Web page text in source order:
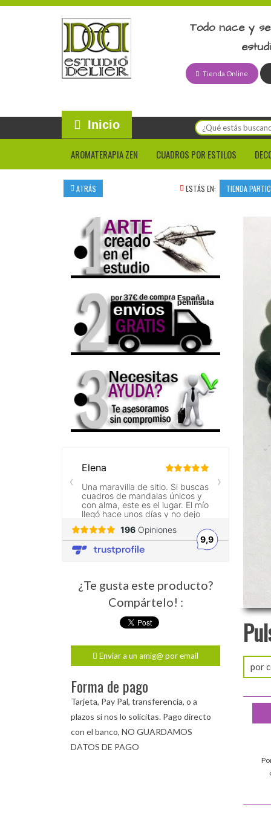
Todo nace y
Tienda Online
Inicio
AROMATERAPIA ZEN CUADROS POR ESTILOS
ATRÁS ESTÁS EN: TIENDA
por
¿Te gusta este producto?
Compártelo! :
Enviar a un amig@ por email
Forma de pago
Tarjeta, Pay Pal, transferencia, o a
plazos si nos lo solicitas. Pago directo
con el banco, NO GUARDAMOS
DATOS DE PAGO